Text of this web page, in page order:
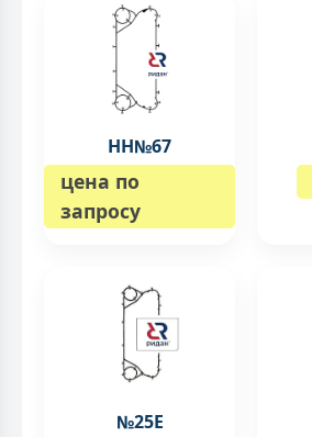
НН№67
цена по
запросу
№25Е